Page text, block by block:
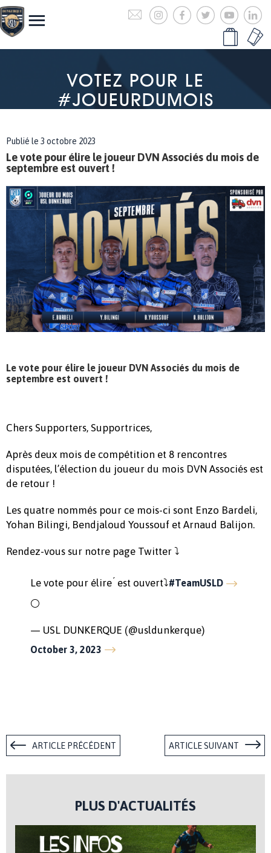
VOTEZ POUR LE
#JOUEURDUMOIS
Publié le 3 octobre 2023
Le vote pour élire le joueur DVN Associés du mois de
septembre est ouvert !
Le vote pour élire le joueur DVN Associés du mois de
septembre est ouvert !
Chers Supporters, Supportrices,
Après deux mois de compétition et 8 rencontres
disputées, l’élection du joueur du mois DVN Associés est
de retour !
Les quatre nommés pour ce mois-ci sont Enzo Bardeli,
Yohan Bilingi, Bendjaloud Youssouf et Arnaud Balijon.
Rendez-vous sur notre page Twitter ⤵️
Le vote pour élire ́ est ouvert⤵️#TeamUSLD
⚪️
— USL DUNKERQUE (@usldunkerque)
October 3, 2023
ARTICLE PRÉCÉDENT ARTICLE SUIVANT
PLUS D'ACTUALITÉS